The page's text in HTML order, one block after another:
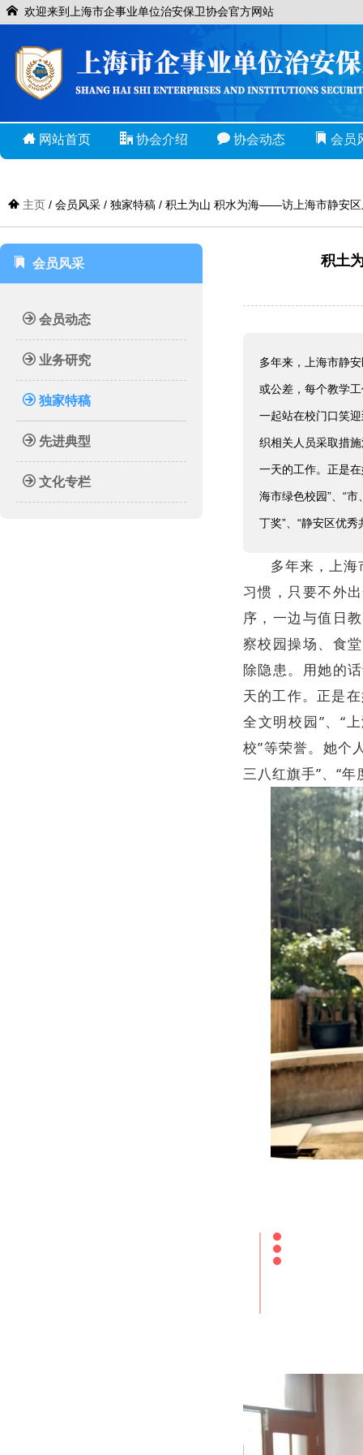
欢迎来到上海市企事业单位治安保卫协会官方网站
网站首页 协会介绍 协会动态 会员
主页 / 会员风采 / 独家特稿 / 积土为山 积水为海——访上海市静安
会员风采
会员动态
业务研究
独家特稿
先进典型
文化专栏
积土
多年来，上海市静
或公差，每个教学
一起站在校门口笑
织相关人员采取措
一天的工作。正是
海市绿色校园”、“
丁奖”、“静安区优
多年来，上
习惯，只要不外
序，一边与值日
察校园操场、食
除隐患。用她的
天的工作。正是
全文明校园”、“
校”等荣誉。她个
三八红旗手”、“